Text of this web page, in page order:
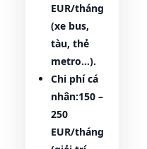
EUR/tháng
(xe bus,
tàu, thẻ
metro…).
Chi phí cá
nhân:150 –
250
EUR/tháng